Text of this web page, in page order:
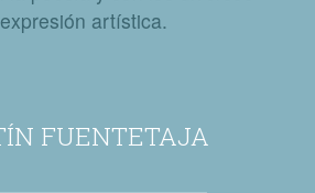
artística.
FUENTETAJA